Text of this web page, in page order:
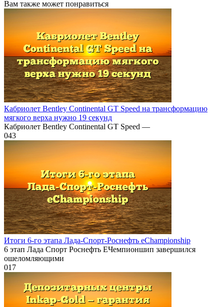
Вам также может понравиться
Кабриолет Bentley Continental GT Speed на трансформацию
мягкого верха нужно 19 секунд
Кабриолет Bentley Continental GT Speed —
043
Итоги 6-го этапа Лада-Спорт-Роснефть eChampionship
6 этап Лада Спорт Роснефть ЕЧемпионшип завершился
ошеломляющими
017